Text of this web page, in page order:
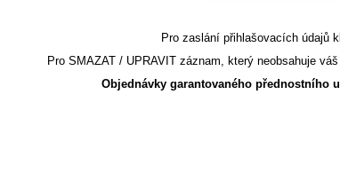
Pro zaslání přihlašovacích údajů
Pro SMAZAT / UPRAVIT záznam, který neobsahuje
Objednávky garantovaného přednostního